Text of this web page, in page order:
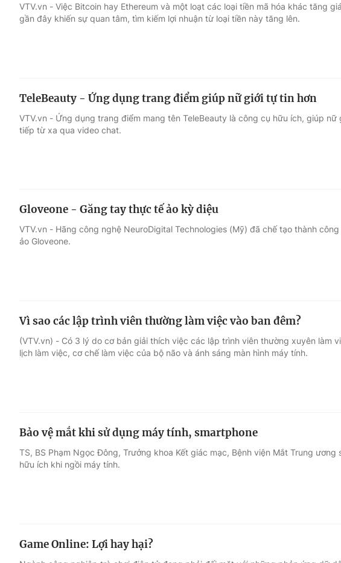
VTV.vn - Việc Bitcoin hay Ethereum và một loạt các loại tiền mã hóa khác tăng
gần đây khiến sự quan tâm, tìm kiếm lợi nhuận từ loại tiền này tăng lên.
TeleBeauty - Ứng dụng trang điểm giúp nữ giới tự tin hơn
VTV.vn - Ứng dụng trang điểm mang tên TeleBeauty là công cụ hữu ích, giúp nữ
tiếp từ xa qua video chat.
Gloveone - Găng tay thực tế ảo kỳ diệu
VTV.vn - Hãng công nghệ NeuroDigital Technologies (Mỹ) đã chế tạo thành
ảo Gloveone.
Vì sao các lập trình viên thường làm việc vào ban đêm?
(VTV.vn) - Có 3 lý do cơ bản giải thích việc các lập trình viên thường xuyên làm
lịch làm việc, cơ chế làm việc của bộ não và ánh sáng màn hình máy tính.
Bảo vệ mắt khi sử dụng máy tính, smartphone
TS, BS Phạm Ngọc Đông, Trưởng khoa Kết giác mạc, Bệnh viện Mắt Trung ương
hữu ích khi ngồi máy tính.
Game Online: Lợi hay hại?